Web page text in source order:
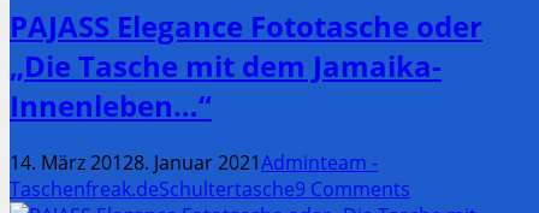
PAJASS Elegance Fototasche oder
„Die Tasche mit dem Jamaika-
Innenleben…“
14. März 20128. Januar 2021Adminteam -
Taschenfreak.deSchultertasche9 Comments